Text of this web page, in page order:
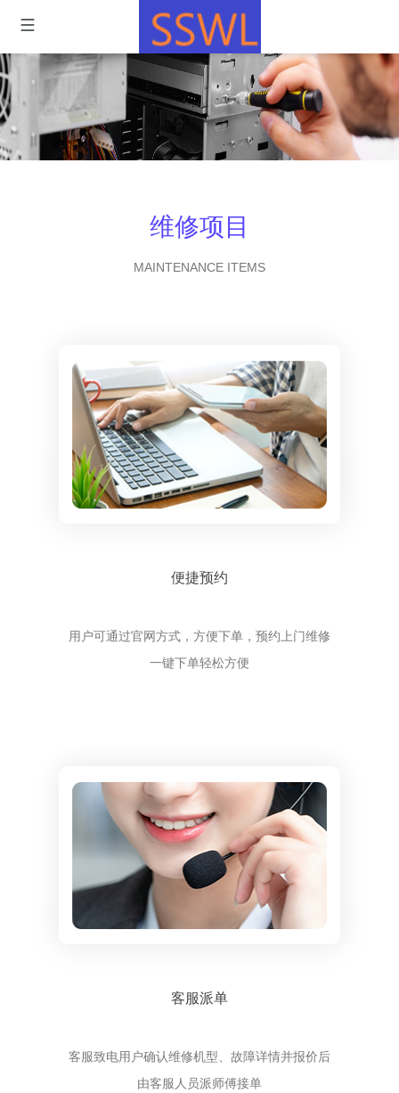
维修项目
MAINTENANCE ITEMS
便捷预约
用户可通过官网方式，方便下单，预约上门维修
一键下单轻松方便
客服派单
客服致电用户确认维修机型、故障详情并报价后
由客服人员派师傅接单